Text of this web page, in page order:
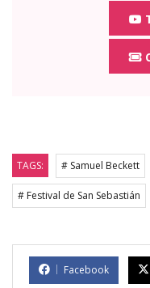
TAGS: # Samuel Beckett
# Festival de San Sebastián
Facebook